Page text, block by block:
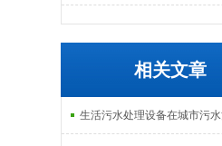
相关文章